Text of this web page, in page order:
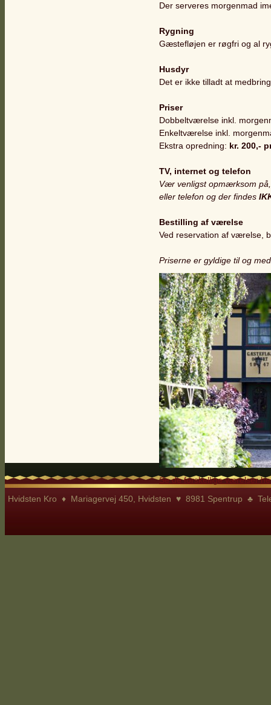
Der serveres morgenmad
Rygning
Gæstefløjen er røgfri og al
Husdyr
Det er ikke tilladt at
Priser
Dobbeltværelse inkl.
Enkeltværelse inkl.
Ekstra opredning: kr. 200,-
TV, internet og telefon
Vær venligst opmærksom
eller telefon og der findes
Bestilling af værelse
Ved reservation af værelse,
Priserne er gyldige til og
Se de forskellige værelser
Hvidsten Kro ♦ Mariagervej 450, Hvidsten ♥ 8981 Spentrup ♣